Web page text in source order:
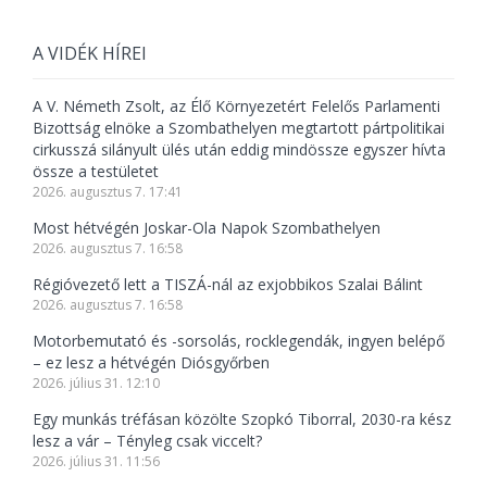
A VIDÉK HÍREI
A V. Németh Zsolt, az Élő Környezetért Felelős Parlamenti
Bizottság elnöke a Szombathelyen megtartott pártpolitikai
cirkusszá silányult ülés után eddig mindössze egyszer hívta
össze a testületet
2026. augusztus 7. 17:41
Most hétvégén Joskar-Ola Napok Szombathelyen
2026. augusztus 7. 16:58
Régióvezető lett a TISZÁ-nál az exjobbikos Szalai Bálint
2026. augusztus 7. 16:58
Motorbemutató és -sorsolás, rocklegendák, ingyen belépő
– ez lesz a hétvégén Diósgyőrben
2026. július 31. 12:10
Egy munkás tréfásan közölte Szopkó Tiborral, 2030-ra kész
lesz a vár – Tényleg csak viccelt?
2026. július 31. 11:56